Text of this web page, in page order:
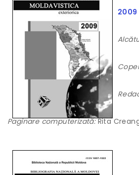
2009
Paginare computerizată:Rita